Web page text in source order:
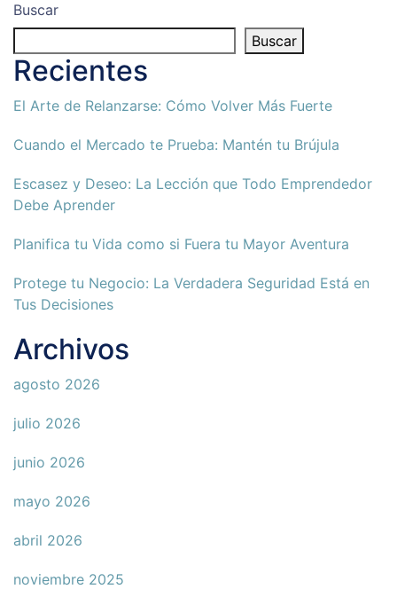
Buscar
Buscar
Recientes
El Arte de Relanzarse: Cómo Volver Más Fuerte
Cuando el Mercado te Prueba: Mantén tu Brújula
Escasez y Deseo: La Lección que Todo Emprendedor
Debe Aprender
Planifica tu Vida como si Fuera tu Mayor Aventura
Protege tu Negocio: La Verdadera Seguridad Está en
Tus Decisiones
Archivos
agosto 2026
julio 2026
junio 2026
mayo 2026
abril 2026
noviembre 2025